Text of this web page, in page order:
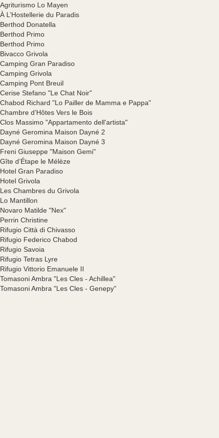
Agriturismo Lo Mayen
À L’Hostellerie du Paradis
Berthod Donatella
Berthod Primo
Berthod Primo
Bivacco Grivola
Camping Gran Paradiso
Camping Grivola
Camping Pont Breuil
Cerise Stefano "Le Chat Noir"
Chabod Richard "Lo Pailler de Mamma e Pappa"
Chambre d’Hôtes Vers le Bois
Clos Massimo "Appartamento dell'artista"
Dayné Geromina Maison Dayné 2
Dayné Geromina Maison Dayné 3
Freni Giuseppe "Maison Gemi"
Gîte d’Étape le Mélèze
Hotel Gran Paradiso
Hotel Grivola
Les Chambres du Grivola
Lo Mantillon
Novaro Matilde "Nex"
Perrin Christine
Rifugio Città di Chivasso
Rifugio Federico Chabod
Rifugio Savoia
Rifugio Tetras Lyre
Rifugio Vittorio Emanuele II
Tomasoni Ambra "Les Cles - Achillea"
Tomasoni Ambra "Les Cles - Genepy"